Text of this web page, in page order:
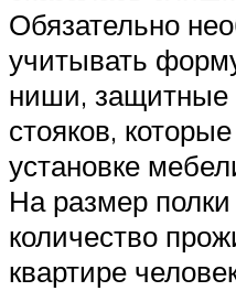
Обязательно
учитывать
ниши, защитные
стояков,
установке
На размер
количество
квартире